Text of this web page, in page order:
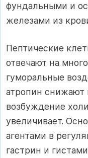
фундальными и
железами из
Пептические
отвечают на
гуморальные
атропин снижают
возбуждение
увеличивает.
агентами в
гастрин и